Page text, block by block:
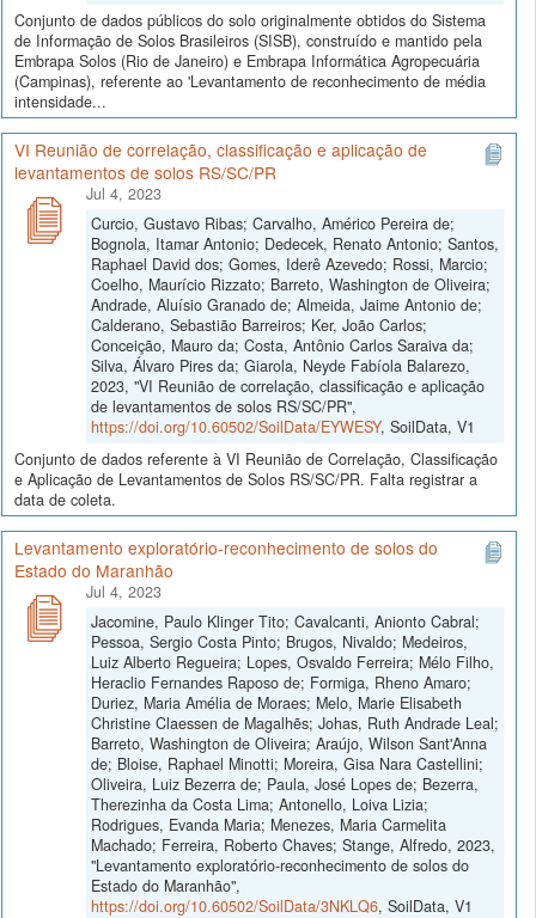
Conjunto de dados públicos do solo originalmente obtidos do Sistema
de Informação de Solos Brasileiros (SISB), construído e mantido pela
Embrapa Solos (Rio de Janeiro) e Embrapa Informática Agropecuária
(Campinas), referente ao 'Levantamento de reconhecimento de média
intensidade...
VI Reunião de correlação, classificação e aplicação de
levantamentos de solos RS/SC/PR
Jul 4, 2023
Curcio, Gustavo Ribas; Carvalho, Américo Pereira de;
Bognola, Itamar Antonio; Dedecek, Renato Antonio; Santos,
Raphael David dos; Gomes, Iderê Azevedo; Rossi, Marcio;
Coelho, Maurício Rizzato; Barreto, Washington de Oliveira;
Andrade, Aluísio Granado de; Almeida, Jaime Antonio de;
Calderano, Sebastião Barreiros; Ker, João Carlos;
Conceição, Mauro da; Costa, Antônio Carlos Saraiva da;
Silva, Álvaro Pires da; Giarola, Neyde Fabíola Balarezo,
2023, "VI Reunião de correlação, classificação e aplicação
de levantamentos de solos RS/SC/PR",
https://doi.org/10.60502/SoilData/EYWESY, SoilData, V1
Conjunto de dados referente à VI Reunião de Correlação, Classificação
e Aplicação de Levantamentos de Solos RS/SC/PR. Falta registrar a
data de coleta.
Levantamento exploratório-reconhecimento de solos do
Estado do Maranhão
Jul 4, 2023
Jacomine, Paulo Klinger Tito; Cavalcanti, Anionto Cabral;
Pessoa, Sergio Costa Pinto; Brugos, Nivaldo; Medeiros,
Luiz Alberto Regueira; Lopes, Osvaldo Ferreira; Mélo Filho,
Heraclio Fernandes Raposo de; Formiga, Rheno Amaro;
Duriez, Maria Amélia de Moraes; Melo, Marie Elisabeth
Christine Claessen de Magalhẽs; Johas, Ruth Andrade Leal;
Barreto, Washington de Oliveira; Araújo, Wilson Sant'Anna
de; Bloise, Raphael Minotti; Moreira, Gisa Nara Castellini;
Oliveira, Luiz Bezerra de; Paula, José Lopes de; Bezerra,
Therezinha da Costa Lima; Antonello, Loiva Lizia;
Rodrigues, Evanda Maria; Menezes, Maria Carmelita
Machado; Ferreira, Roberto Chaves; Stange, Alfredo, 2023,
"Levantamento exploratório-reconhecimento de solos do
Estado do Maranhão",
https://doi.org/10.60502/SoilData/3NKLQ6, SoilData, V1